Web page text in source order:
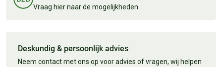
Vraag hier naar de mogelijkheden
Deskundig & persoonlijk advies
Neem contact met ons op voor advies of vragen, wij helpen